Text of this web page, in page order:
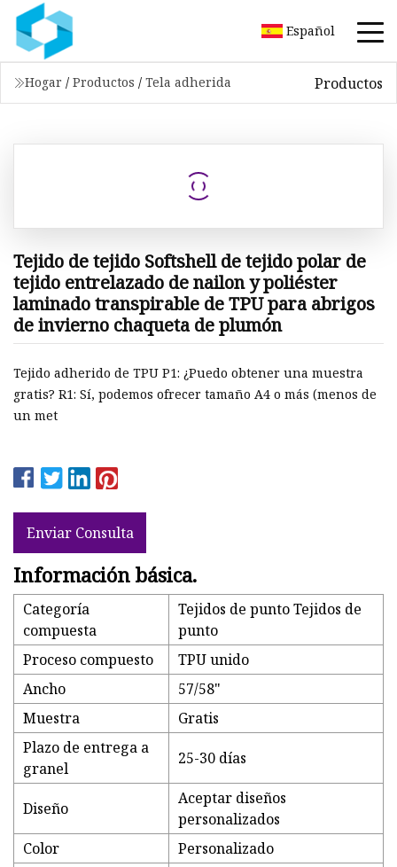
Español
Hogar / Productos / Tela adherida Productos
Tejido de tejido Softshell de tejido polar de
tejido entrelazado de nailon y poliéster
laminado transpirable de TPU para abrigos
de invierno chaqueta de plumón
Tejido adherido de TPU P1: ¿Puedo obtener una muestra
gratis? R1: Sí, podemos ofrecer tamaño A4 o más (menos de
un met
Enviar Consulta
Información básica.
Categoría
compuesta
Tejidos de punto Tejidos de
punto
Proceso compuesto
TPU unido
Ancho
57/58"
Muestra
Gratis
Plazo de entrega a
granel
25-30 días
Diseño
Aceptar diseños
personalizados
Color
Personalizado